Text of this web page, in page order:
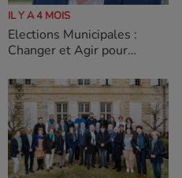
IL Y A 4 MOIS
Elections Municipales :
Changer et Agir pour
Bobbato